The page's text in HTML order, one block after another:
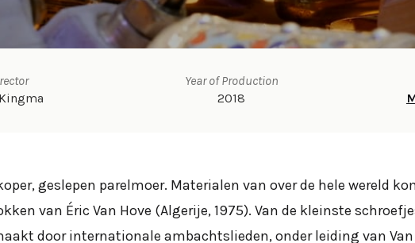
Year of Production
2018
geslepen parelmoer. Materialen van over de hele wereld
van Éric Van Hove (Algerije, 1975). Van de kleinste
door internationale ambachtslieden, onder leiding van Van